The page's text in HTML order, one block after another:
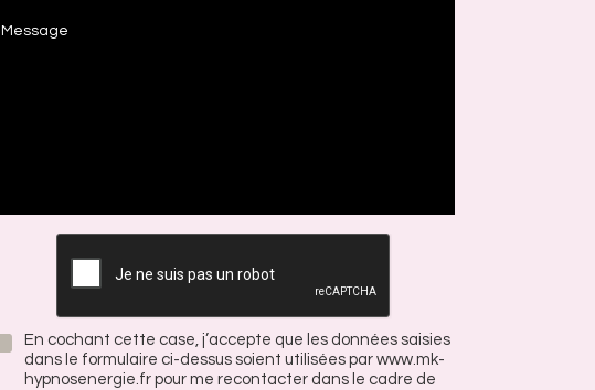
Message
En cochant cette case, j’accepte que les données saisies
dans le formulaire ci-dessus soient utilisées par www.mk-
hypnosenergie.fr pour me recontacter dans le cadre de